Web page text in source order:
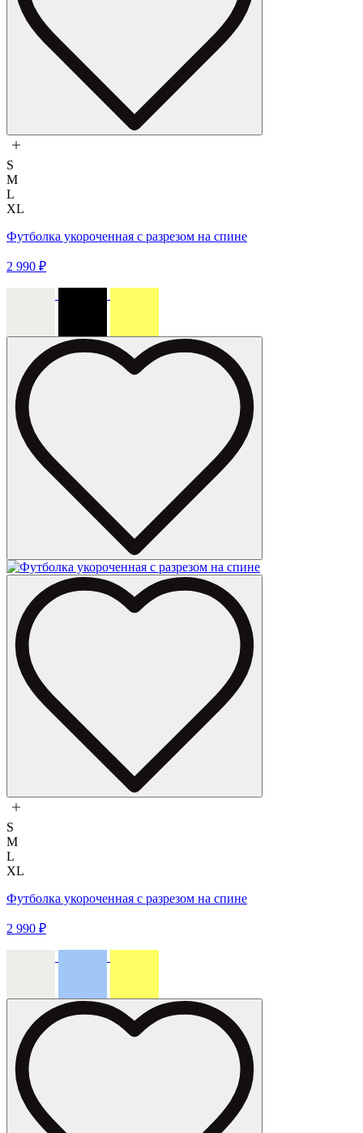
S
M
L
XL
Футболка укороченная с разрезом на спине
2 990 ₽
S
M
L
XL
Футболка укороченная с разрезом на спине
2 990 ₽